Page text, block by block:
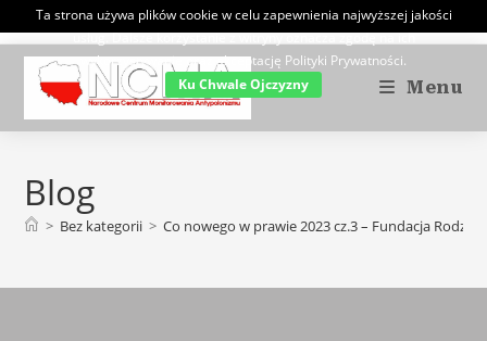
to
content
Menu
Blog
> Bez kategorii > Co nowego w prawie 2023 cz.3 – Fundacja
Ta strona używa plików cookie w celu zapewnienia najwyższej jakości
usług. Dalsze korzystanie z witryny oznacza zgodę na ich
wykorzystywanie oraz akceptację Polityki Prywatności.
Ku Chwale Ojczyzny